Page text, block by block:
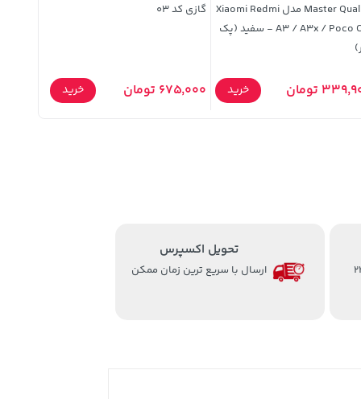
Master Quality مدل Xiaomi Redmi
A3 / A3x / Poco C61 - سفید (پک
تومان خرید
گازی کد 03
675,000 تومان خرید
8 الی 24
تحویل اکسپرس
ارسال با سریع ترین زمان ممکن